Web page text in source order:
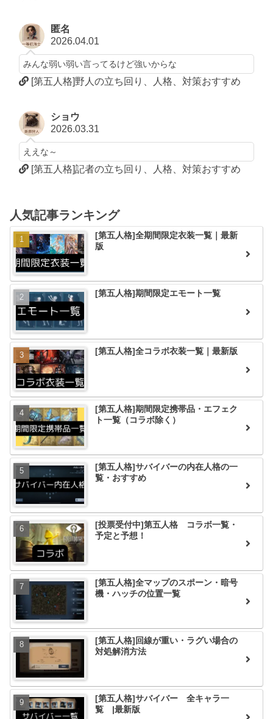
匿名
2026.04.01
みんな弱い弱い言ってるけど強いからな
[第五人格]野人の立ち回り、人格、対策おすすめ
ショウ
2026.03.31
ええな～
[第五人格]記者の立ち回り、人格、対策おすすめ
人気記事ランキング
[第五人格]全期間限定衣装一覧｜最新
版
[第五人格]期間限定エモート一覧
[第五人格]全コラボ衣装一覧｜最新版
[第五人格]期間限定携帯品・エフェク
ト一覧（コラボ除く）
[第五人格]サバイバーの内在人格の一
覧・おすすめ
[投票受付中]第五人格 コラボ一覧・
予定と予想！
[第五人格]全マップのスポーン・暗号
機・ハッチの位置一覧
[第五人格]回線が重い・ラグい場合の
対処解消方法
[第五人格]サバイバー 全キャラ一
覧 |最新版